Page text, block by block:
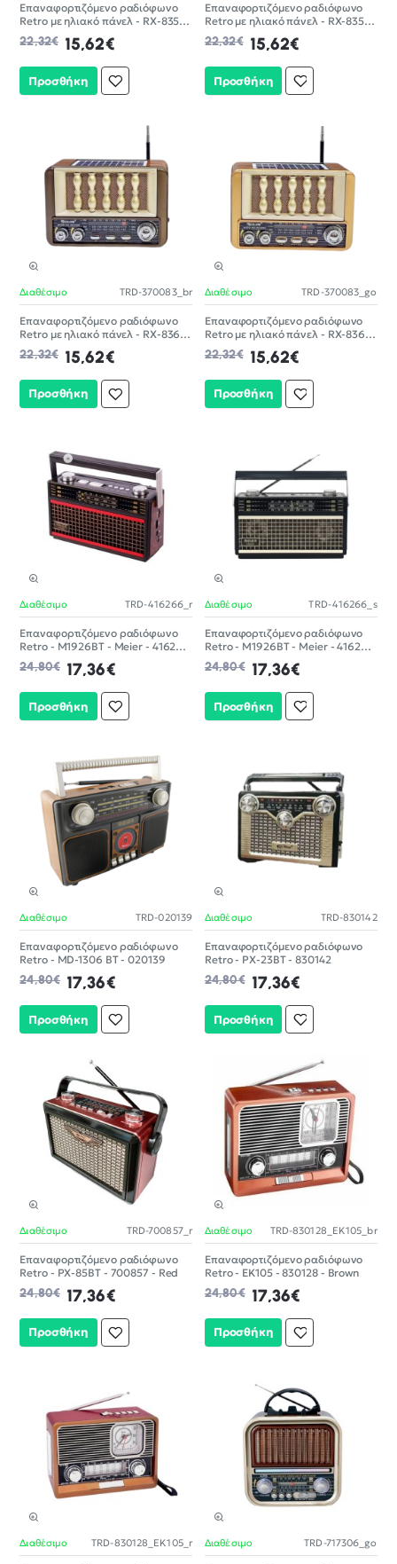
Επαναφορτιζόμενο ραδιόφωνο
Retro με ηλιακό πάνελ - RX-835S
- 370069 - Brown
15,62€
22,32€
Προσθήκη
Επαναφορτιζόμενο ραδιόφωνο
Retro με ηλιακό πάνελ - RX-835S
- 370069 - Gold
15,62€
22,32€
Προσθήκη
-30%
Διαθέσιμο TRD-370083_br
Επαναφορτιζόμενο ραδιόφωνο
Retro με ηλιακό πάνελ - RX-836S-
S - 370083 - Brown
15,62€
22,32€
Προσθήκη
-30%
Διαθέσιμο TRD-370083_go
Επαναφορτιζόμενο ραδιόφωνο
Retro με ηλιακό πάνελ - RX-836S-
S - 370083 - Gold
15,62€
22,32€
Προσθήκη
-30%
Διαθέσιμο TRD-416266_r
Επαναφορτιζόμενο ραδιόφωνο
Retro - M1926BT - Meier - 416266
- Red
17,36€
24,80€
Προσθήκη
-30%
Διαθέσιμο TRD-416266_s
Επαναφορτιζόμενο ραδιόφωνο
Retro - M1926BT - Meier - 416266
- Silver
17,36€
24,80€
Προσθήκη
-30%
Διαθέσιμο TRD-020139
Επαναφορτιζόμενο ραδιόφωνο
Retro - MD-1306 BT - 020139
17,36€
24,80€
Προσθήκη
-30%
Διαθέσιμο TRD-830142
Επαναφορτιζόμενο ραδιόφωνο
Retro - PX-23BT - 830142
17,36€
24,80€
Προσθήκη
-30%
Διαθέσιμο TRD-700857_r
Επαναφορτιζόμενο ραδιόφωνο
Retro - PX-85BT - 700857 - Red
17,36€
24,80€
Προσθήκη
-30%
Διαθέσιμο TRD-830128_ΕK105_br
Επαναφορτιζόμενο ραδιόφωνο
Retro - ΕK105 - 830128 - Brown
17,36€
24,80€
Προσθήκη
-30%
Διαθέσιμο TRD-830128_ΕK105_r -30%
Διαθέσιμο TRD-717306_go